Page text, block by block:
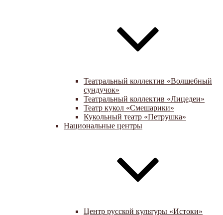
Театральный коллектив «Волшебный
сундучок»
Театральный коллектив «Лицедеи»
Театр кукол «Смешарики»
Кукольный театр «Петрушка»
Национальные центры
Центр русской культуры «Истоки»